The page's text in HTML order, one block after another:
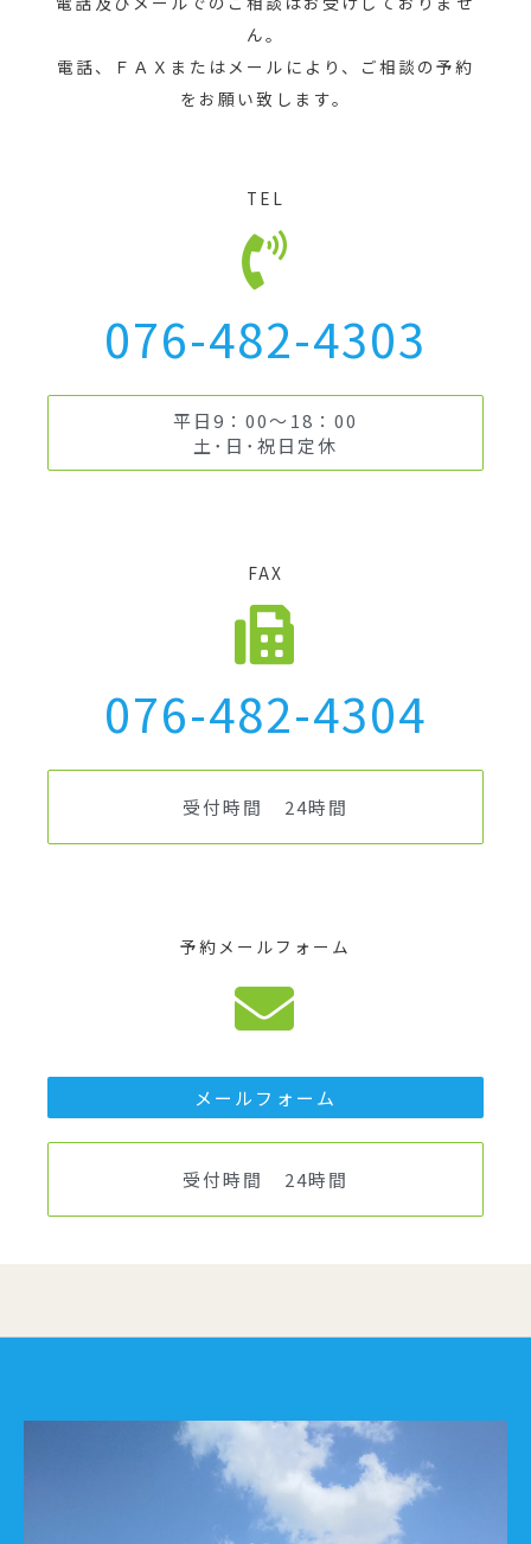
ん。
電話、ＦＡＸまたはメールにより、ご相談の予約
をお願い致します。
TEL
076-482-4303
平日9：00～18：00
土･日･祝日定休
FAX
076-482-4304
受付時間 24時間
予約メールフォーム
メールフォーム
受付時間 24時間